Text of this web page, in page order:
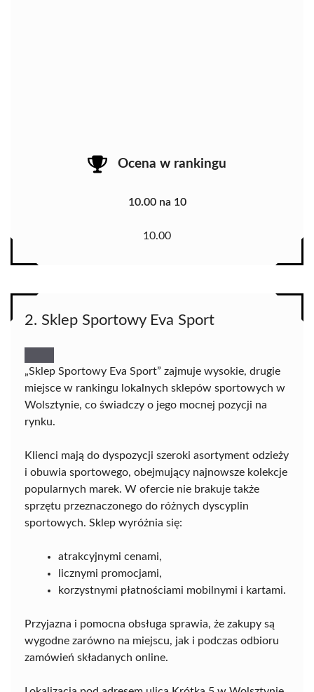
Ocena w rankingu
10.00 na 10
10.00
2. Sklep Sportowy Eva Sport
„Sklep Sportowy Eva Sport” zajmuje wysokie, drugie
miejsce w rankingu lokalnych sklepów sportowych w
Wolsztynie, co świadczy o jego mocnej pozycji na
rynku.
Klienci mają do dyspozycji szeroki asortyment odzieży
i obuwia sportowego, obejmujący najnowsze kolekcje
popularnych marek. W ofercie nie brakuje także
sprzętu przeznaczonego do różnych dyscyplin
sportowych. Sklep wyróżnia się:
atrakcyjnymi cenami,
licznymi promocjami,
korzystnymi płatnościami mobilnymi i kartami.
Przyjazna i pomocna obsługa sprawia, że zakupy są
wygodne zarówno na miejscu, jak i podczas odbioru
zamówień składanych online.